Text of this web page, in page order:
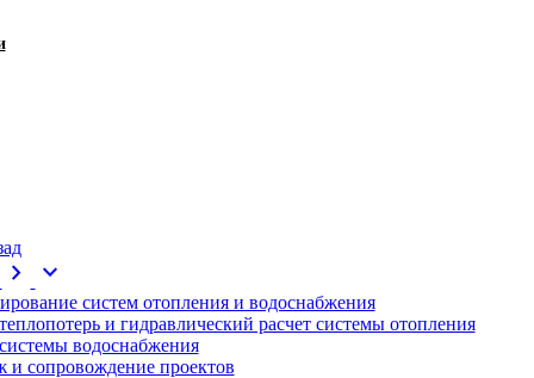
chevron_right expand_more
систем отопления и водоснабжения
и гидравлический расчет системы отопления
водоснабжения
и сопровождение проектов